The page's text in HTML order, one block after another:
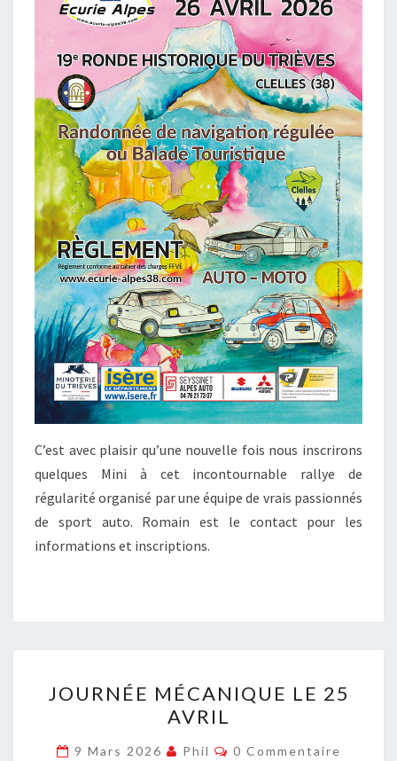
C’est avec plaisir qu’une nouvelle fois nous inscrirons
quelques Mini à cet incontournable rallye de
régularité organisé par une équipe de vrais passionnés
de sport auto. Romain est le contact pour les
informations et inscriptions.
MÉCANIQUE
LE
25
JOURNÉE MÉCANIQUE LE 25
AVRIL
9 Mars 2026 Phil Commentaires
0 Commentaire